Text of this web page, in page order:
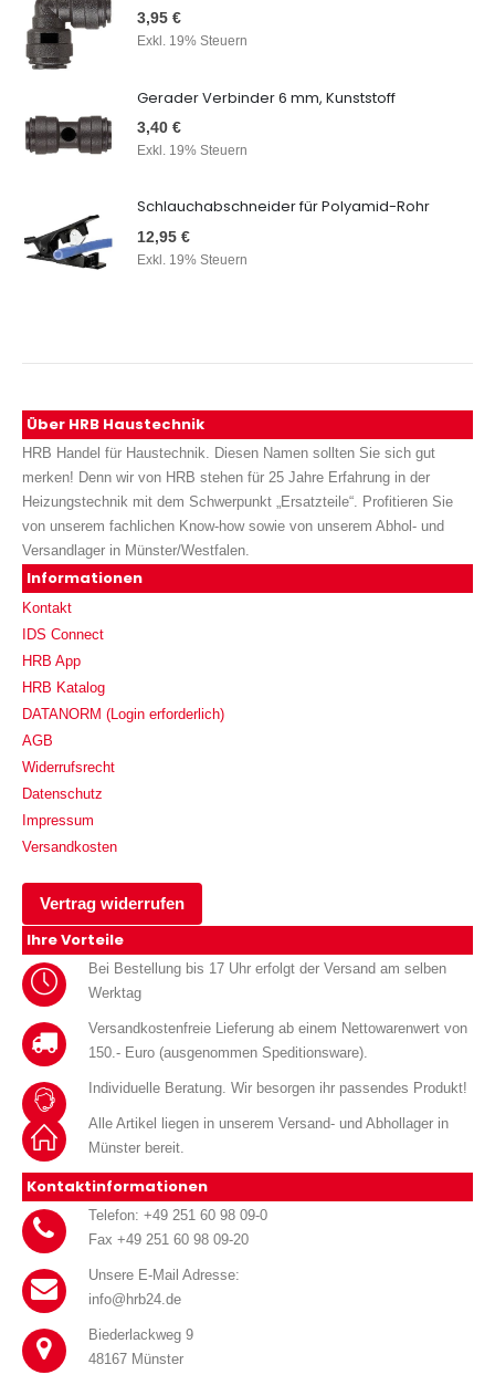
3,95 €
Exkl. 19% Steuern
Gerader Verbinder 6 mm, Kunststoff
3,40 €
Exkl. 19% Steuern
Schlauchabschneider für Polyamid-Rohr
12,95 €
Exkl. 19% Steuern
Über HRB Haustechnik
HRB Handel für Haustechnik. Diesen Namen sollten Sie sich gut
merken! Denn wir von HRB stehen für 25 Jahre Erfahrung in der
Heizungstechnik mit dem Schwerpunkt „Ersatzteile“. Profitieren Sie
von unserem fachlichen Know-how sowie von unserem Abhol- und
Versandlager in Münster/Westfalen.
Informationen
Kontakt
IDS Connect
HRB App
HRB Katalog
DATANORM (Login erforderlich)
AGB
Widerrufsrecht
Datenschutz
Impressum
Versandkosten
Vertrag widerrufen
Ihre Vorteile
Bei Bestellung bis 17 Uhr erfolgt der Versand am selben
Werktag
Versandkostenfreie Lieferung ab einem Nettowarenwert von
150.- Euro (ausgenommen Speditionsware).
Individuelle Beratung. Wir besorgen ihr passendes Produkt!
Alle Artikel liegen in unserem Versand- und Abhollager in
Münster bereit.
Kontaktinformationen
Telefon: +49 251 60 98 09-0
Fax +49 251 60 98 09-20
Unsere E-Mail Adresse:
info@hrb24.de
Biederlackweg 9
48167 Münster